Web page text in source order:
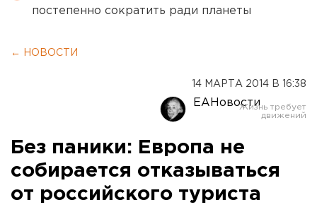
постепенно сократить ради планеты
← НОВОСТИ
14 МАРТА 2014 В 16:38
ЕАНовости
Без паники: Европа не
собирается отказываться
от российского туриста